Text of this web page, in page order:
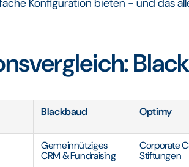
Blackbaud Optimy
Gemeinnütziges
CRM & Fundraising
Corporate
Stiftungen